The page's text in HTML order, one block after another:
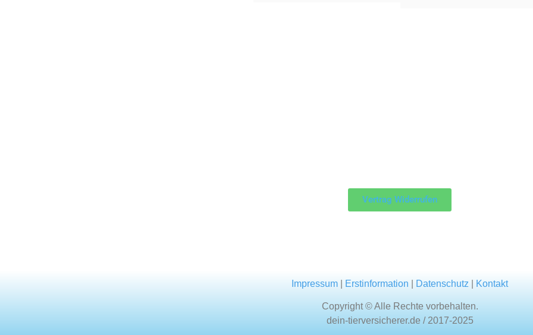
Vertrag Widerrufen
Impressum Erstinformation Datenschutz Kontakt
Copyright © Alle Rechte vorbehalten.
dein-tierversicherer.de / 2017-2025